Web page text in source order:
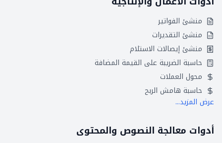
منشئ الفواتير
منشئ التقديرات
منشئ إيصالات الاستلام
حاسبة الضريبة على القيمة المضافة
محول العملات
حاسبة هامش الربح
عرض المزيد...
أدوات معالجة النصوص والمحتوى